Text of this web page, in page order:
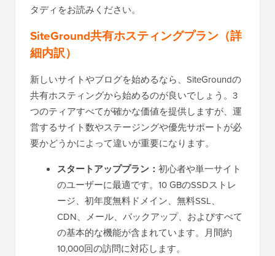
タディをお読みください。
SiteGround共有ホスティングプラン（詳
細内訳）
新しいサイトやブログを始めるなら、SiteGroundの
共有ホスティングから始めるのが良いでしょう。3
つのティアすべてが確かな価値を提供しますが、運
営するサイト数やステージングや優先サポートが必
要かどうかによって違いが重要になります。
スタートアッププラン： 初心者や単一サイト
のユーザーに最適です。10 GBのSSDストレ
ージ、初年度無料ドメイン、無料SSL、
CDN、メール、バックアップ、およびすべて
の基本的な機能が含まれています。月間約
10,000回の訪問に対応します。